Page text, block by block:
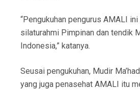
“Pengukuhan pengurus AMALI
silaturahmi Pimpinan dan tendik
Indonesia,” katanya.
Seusai pengukuhan, Mudir
yang juga penasehat AMALI itu